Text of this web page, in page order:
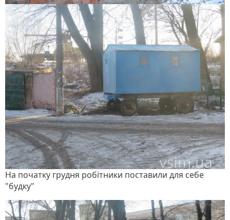
На початку грудня робітники поставили для себе
"будку"